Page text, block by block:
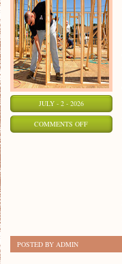
JULY - 2 - 2026
COMMENTS OFFON
POSTED BY ADMIN